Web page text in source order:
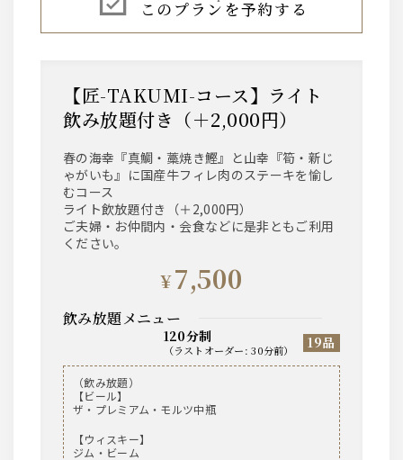
このプランを予約する
【匠-TAKUMI-コース】ライト
飲み放題付き（＋2,000円）
春の海幸『真鯛・藁焼き鰹』と山幸『筍・新じ
ゃがいも』に国産牛フィレ肉のステーキを愉し
むコース
ライト飲放題付き（＋2,000円）
ご夫婦・お仲間内・会食などに是非ともご利用
ください。
¥7,500
飲み放題メニュー
120分制
（ ラストオーダー:30分前） 19品
（飲み放題）
【ビール】
ザ・プレミアム・モルツ中瓶
【ウィスキー】
ジム・ビーム